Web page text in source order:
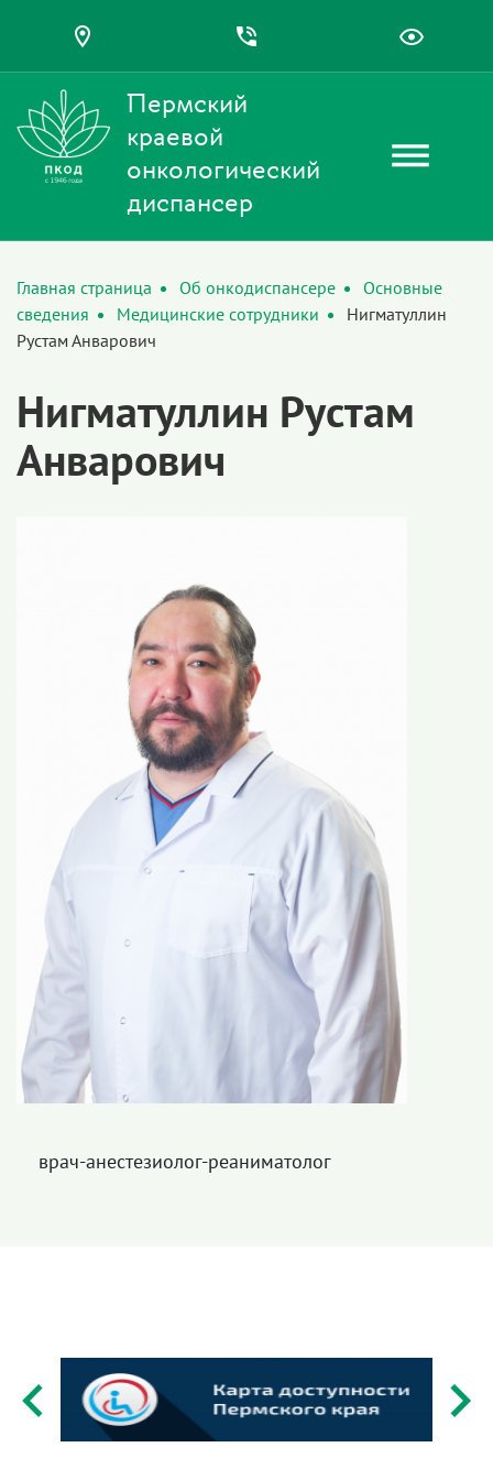
Пермский
краевой
онкологический
диспансер
Главная страница Об онкодиспансере
Основные
сведения
Медицинские сотрудники
Нигматуллин
Рустам Анварович
Нигматуллин Рустам
Анварович
врач-анестезиолог-реаниматолог